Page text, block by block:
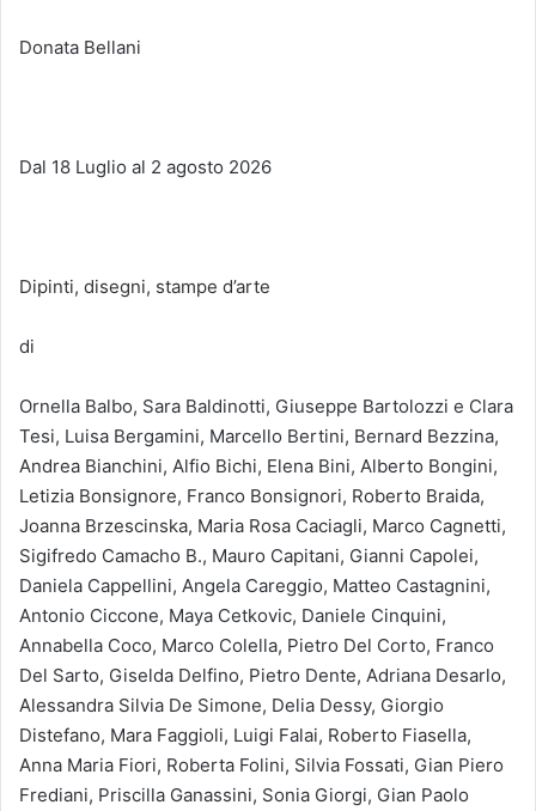
Donata Bellani
Dal 18 Luglio al 2 agosto 2026
Dipinti, disegni, stampe d’arte
di
Ornella Balbo, Sara Baldinotti, Giuseppe Bartolozzi e Clara
Tesi, Luisa Bergamini, Marcello Bertini, Bernard Bezzina,
Andrea Bianchini, Alfio Bichi, Elena Bini, Alberto Bongini,
Letizia Bonsignore, Franco Bonsignori, Roberto Braida,
Joanna Brzescinska, Maria Rosa Caciagli, Marco Cagnetti,
Sigifredo Camacho B., Mauro Capitani, Gianni Capolei,
Daniela Cappellini, Angela Careggio, Matteo Castagnini,
Antonio Ciccone, Maya Cetkovic, Daniele Cinquini,
Annabella Coco, Marco Colella, Pietro Del Corto, Franco
Del Sarto, Giselda Delfino, Pietro Dente, Adriana Desarlo,
Alessandra Silvia De Simone, Delia Dessy, Giorgio
Distefano, Mara Faggioli, Luigi Falai, Roberto Fiasella,
Anna Maria Fiori, Roberta Folini, Silvia Fossati, Gian Piero
Frediani, Priscilla Ganassini, Sonia Giorgi, Gian Paolo